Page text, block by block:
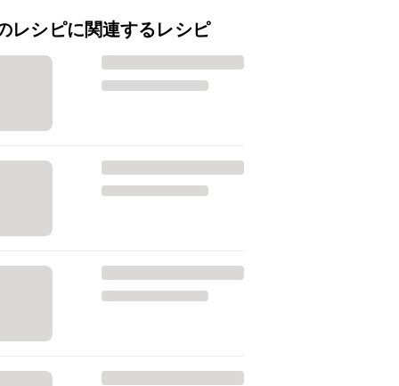
レシピに関連するレシピ